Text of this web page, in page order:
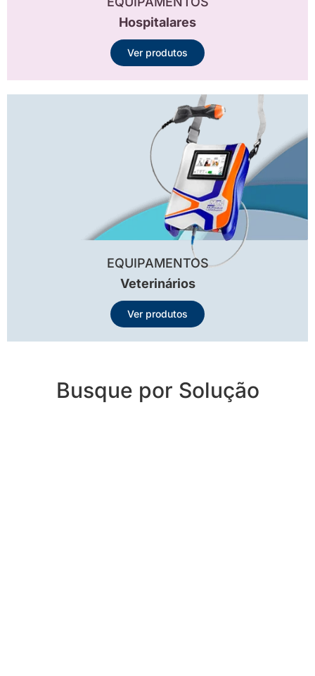
Hospitalares
Ver produtos
EQUIPAMENTOS
Veterinários
Ver produtos
Busque por Solução